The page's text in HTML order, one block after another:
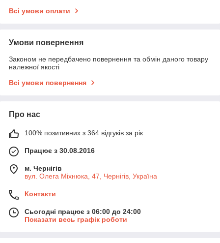
Всі умови оплати
Умови повернення
Законом не передбачено повернення та обмін даного товару
належної якості
Всі умови повернення
Про нас
100% позитивних з 364 відгуків за рік
Працює з 30.08.2016
м. Чернігів
вул. Олега Міхнюка, 47, Чернігів, Україна
Контакти
Сьогодні працює з 06:00 до 24:00
Показати весь графік роботи